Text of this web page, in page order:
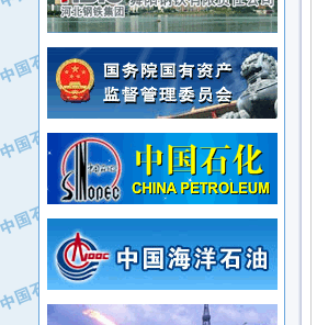
·华北油田科达开发有限公司
·上海高桥电缆（集团）有限公司
·中石化西南石油局井下工程处
·大庆油田石油专用设备有限公司
·江苏丹化集团有限责任公司
·中核苏阀科技实业股份有限公司
·山特电子（深圳）有限公司
·常州市中兴石油化工助剂有限公司
·姜堰市三联助剂有限公司
·四川中光高技术研究所有限责任公司
·江苏天安防雷工程有限责任公司
·山东东营胜利工业园区
·中国石化茂名石化分公司
·中国石油大港油田分公司
·中油油气勘探软件国家工程研究中心
·西安长庆钻宇集团咸阳石化有限公司
·新疆新冠控制系统工程有限公司
·新疆安维消防设施器材有限公司
·华北石油津工机械制造有限公司
·中国石化茂名石化分公司
·上海山武控制仪表有限公司